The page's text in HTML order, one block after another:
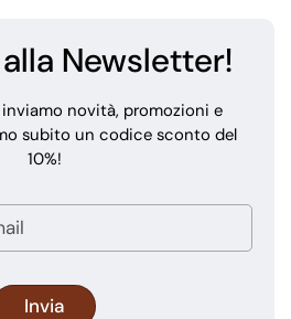
Newsletter!
novità, promozioni e
subito un codice sconto del
10%!